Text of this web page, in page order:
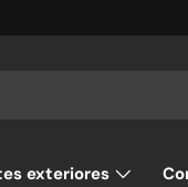
exteriores